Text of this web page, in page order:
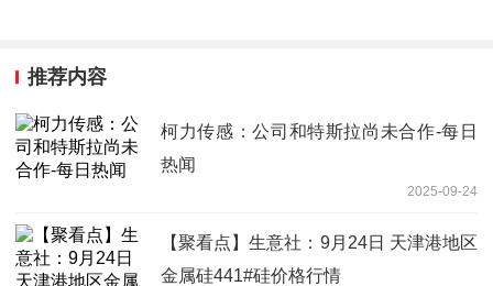
推荐内容
柯力传感：公司和特斯拉尚未合作-每日
热闻
2025-09-24
【聚看点】生意社：9月24日 天津港地区
金属硅441#硅价格行情